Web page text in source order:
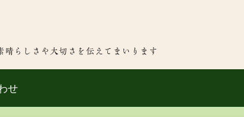
らしさや大切さを伝えてまいります
せ